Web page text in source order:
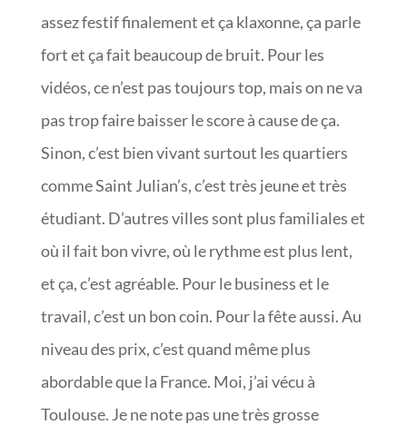
assez festif finalement et ça klaxonne, ça parle
fort et ça fait beaucoup de bruit. Pour les
vidéos, ce n’est pas toujours top, mais on ne va
pas trop faire baisser le score à cause de ça.
Sinon, c’est bien vivant surtout les quartiers
comme Saint Julian’s, c’est très jeune et très
étudiant. D’autres villes sont plus familiales et
où il fait bon vivre, où le rythme est plus lent,
et ça, c’est agréable. Pour le business et le
travail, c’est un bon coin. Pour la fête aussi. Au
niveau des prix, c’est quand même plus
abordable que la France. Moi, j’ai vécu à
Toulouse. Je ne note pas une très grosse